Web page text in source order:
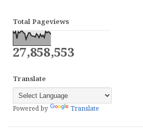
Total Pageviews
27,858,553
Translate
Powered by Translate